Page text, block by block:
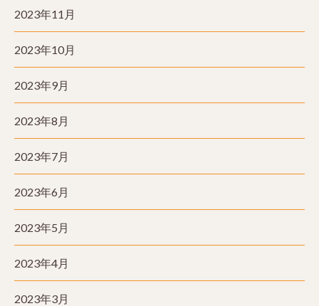
2023年11月
2023年10月
2023年9月
2023年8月
2023年7月
2023年6月
2023年5月
2023年4月
2023年3月